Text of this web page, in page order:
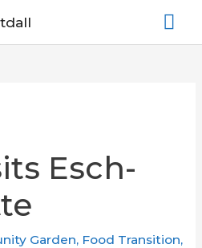
Esch-
Garden, Food Transition,